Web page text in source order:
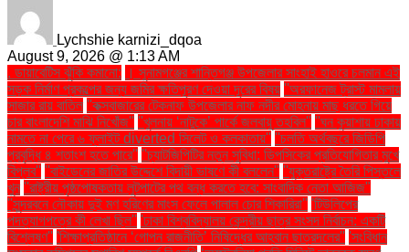
Lychshie karnizi_dqoa
August 9, 2026 @ 1:13 AM
. ডায়াবেটিস ঝুঁকি কমানো:
। সুনামগঞ্জের শান্তিগঞ্জ উপজেলার সাংহাই হাওরে চলমান এই
সড়ক নির্মাণ প্রকল্পের জন্য জমির ক্ষতিপূরণ দেওয়া দূরের বিষয় ''অরফানেজ ট্রাস্ট মামলায়
সাজার রায় বাতিল ''কক্সবাজারের টেকনাফ উপজেলার নাফ নদীর মোহনায় মাছ ধরতে গিয়ে
চার বাংলাদেশি মাঝি নিখোঁজ'' ''খুলনায় ‘নাটুকে’ পার্কে জলবায়ু তহবিল'' ''ঘন কুয়াশায় ঢাকায়
নামতে না পেরে ৬ ফ্লাইট diverted সিলেট ও কলকাতায়'' ''চলতি অর্থবছরে জিডিপি
প্রবৃদ্ধি ৪ শতাংশ হতে পারে'' ''চ্যাটজিপিটির নতুন সুবিধা: ডিপসিকের প্রতিযোগিতার মুখে
বিপ্লব'' ''বাইডেনের জাতির উদ্দেশে বিদায়ী ভাষণে কী বললেন'' ''যুক্তরাষ্ট্রে তৈরি পিস্তলে
খুন ''রাষ্ট্রীয় পৃষ্ঠপোষকতায় লুটপাটের পথ বন্ধ করতে হবে: সাংবাদিক নেতা আজিজ"
''সুন্দরবনে নৌকায় দুই মণ হরিণের মাংস ফেলে পালাল চোর শিকারিরা'' 'টিউলিপের
পদত্যাগপত্রে কী লেখা ছিল'' 'ঢাকা বিশ্ববিদ্যালয় কেন্দ্রীয় ছাত্র সংসদ নির্বাচন: একটি
বিশ্লেষণ'' 'শিক্ষাপ্রতিষ্ঠানে ‘গোপন রাজনীতি’ নিষিদ্ধের আহ্বান ছাত্রদলের'' 'সংবিধান